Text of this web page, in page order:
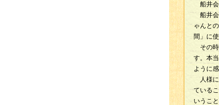
船井会
船井会
ゃんと
間」に
その時
す。本
ように
人様に
ている
いうこ